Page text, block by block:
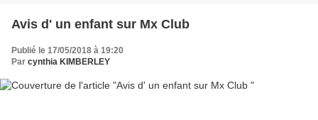
Avis d' un enfant sur Mx Club
Publié le 17/05/2018 à 19:20
Par cynthia KIMBERLEY